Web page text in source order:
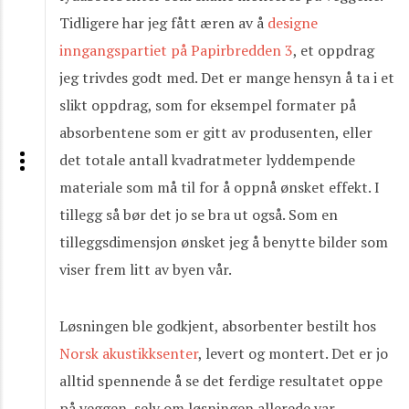
Tidligere har jeg fått æren av å designe
inngangspartiet på Papirbredden 3, et oppdrag
jeg trivdes godt med. Det er mange hensyn å ta i et
slikt oppdrag, som for eksempel formater på
absorbentene som er gitt av produsenten, eller
det totale antall kvadratmeter lyddempende
materiale som må til for å oppnå ønsket effekt. I
tillegg så bør det jo se bra ut også. Som en
tilleggsdimensjon ønsket jeg å benytte bilder som
viser frem litt av byen vår.
Løsningen ble godkjent, absorbenter bestilt hos
Norsk akustikksenter, levert og montert. Det er jo
alltid spennende å se det ferdige resultatet oppe